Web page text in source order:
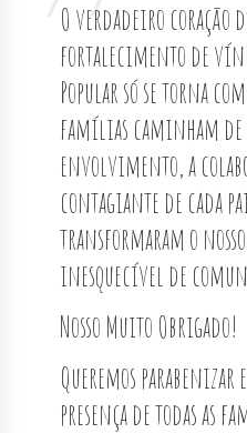
O verdadeiro coração
fortalecimento de
Popular só se torna
famílias caminham de
envolvimento, a
contagiante de cada
transformaram o
inesquecível de
Nosso Muito Obrigado!
Queremos
presença de todas as